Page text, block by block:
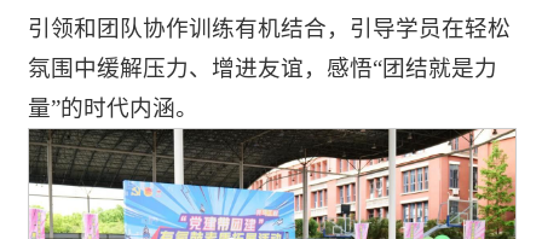
引领和团队协作训练有机结合，引导学员在轻松
氛围中缓解压力、增进友谊，感悟“团结就是力
量”的时代内涵。